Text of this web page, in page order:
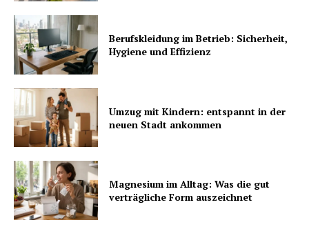
Berufskleidung im Betrieb: Sicherheit,
Hygiene und Effizienz
Umzug mit Kindern: entspannt in der
neuen Stadt ankommen
Magnesium im Alltag: Was die gut
verträgliche Form auszeichnet